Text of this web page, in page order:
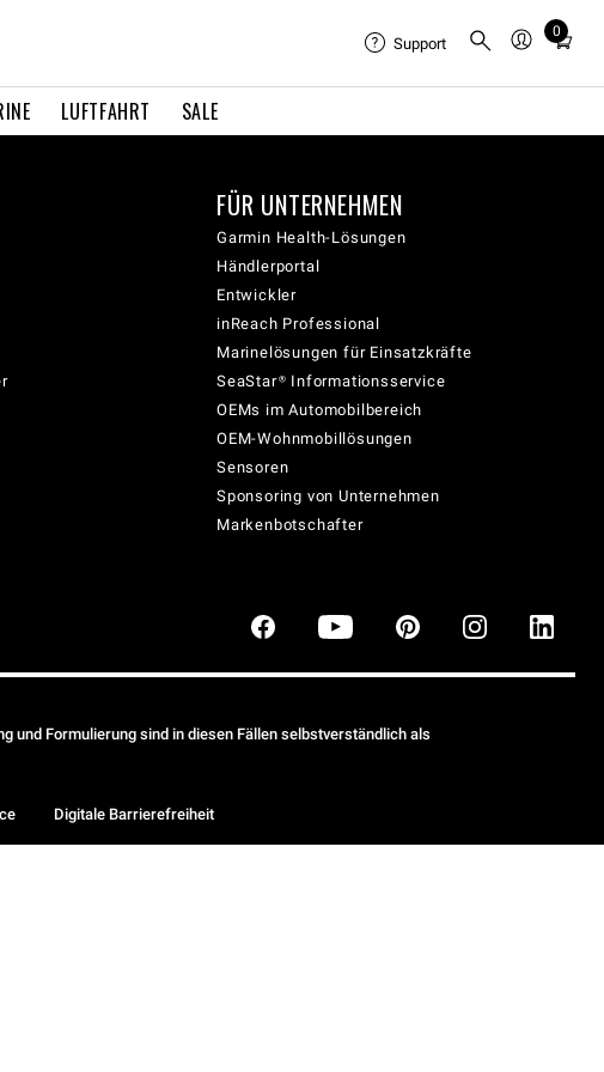
LUFTFAHRT SALE
Support
0
Total
cart:
FÜR UNTERNEHMEN
Garmin Health-Lösungen
Händlerportal
Entwickler
inReach Professional
Marinelösungen für Einsatzkräfte
SeaStar® Informationsservice
OEMs im Automobilbereich
OEM-Wohnmobillösungen
Sensoren
Sponsoring von Unternehmen
Markenbotschafter
und Formulierung sind in diesen Fällen selbstverständlich als
Digitale Barrierefreiheit